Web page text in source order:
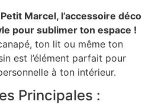
Marcel, l’accessoire déco
pour sublimer ton espace !
ton lit ou même ton
est l’élément parfait pour
à ton intérieur.
Principales :